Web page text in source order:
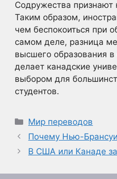
Содружества признают
Таким образом,
чем беспокоиться при
самом деле, разница
высшего образования в
делает канадские
выбором для
студентов.
Рубрики
Мир переводов
Почему Нью-
В США или Канаде